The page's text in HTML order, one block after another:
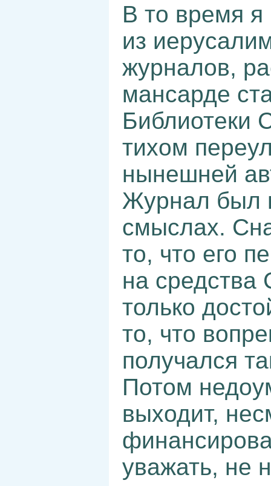
В то время я
из
журналов,
мансарде
Библиотеки
тихом
нынешней
Журнал был
смыслах.
то, что его
на
только
то, что
получался
Потом
выходит,
уважать, не